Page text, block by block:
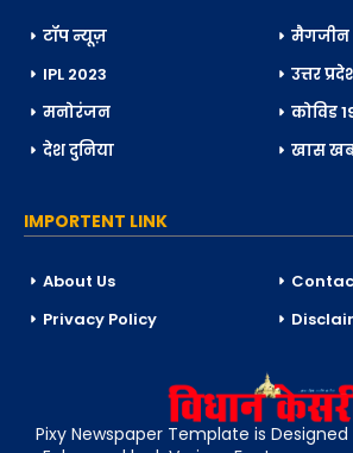
टॉप न्यूज़
मैगजीन
IPL 2023
उत्तर
मनोरंजन
कोविड
देश दुनिया
खास
IMPORTENT LINK
About Us
Privacy Policy
Pixy Newspaper Template is